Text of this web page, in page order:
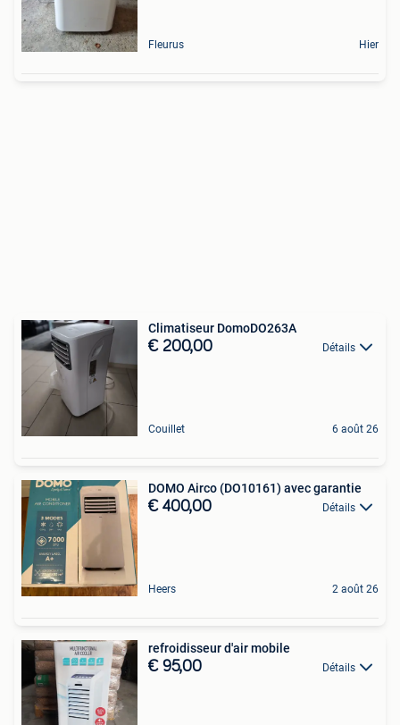
Fleurus Hier
Climatiseur DomoDO263A
€ 200,00 Détails
Couillet 6 août 26
DOMO Airco (DO10161) avec garantie
€ 400,00 Détails
Heers 2 août 26
refroidisseur d'air mobile
€ 95,00 Détails